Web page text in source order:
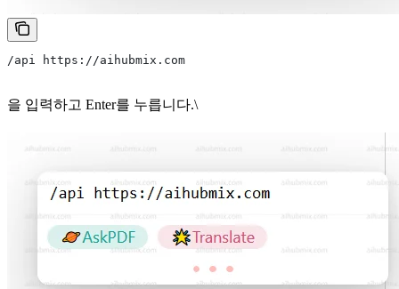
/api https://aihubmix.com
을 입력하고 Enter를 누릅니다.\